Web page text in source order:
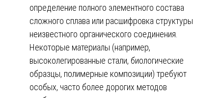
определение полного элементного состава
сложного сплава или расшифровка структуры
неизвестного органического соединения.
Некоторые материалы (например,
высоколегированные стали, биологические
образцы, полимерные композиции) требуют
особых, часто более дорогих методов